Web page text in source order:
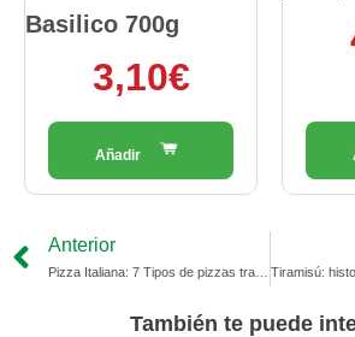
Basilico 700g
3,10€
Prev
Anterior
También te puede